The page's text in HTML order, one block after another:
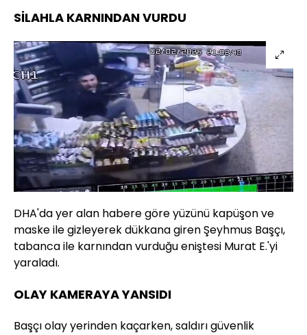
SİLAHLA KARNINDAN VURDU
DHA'da yer alan habere göre yüzünü kapüşon ve
maske ile gizleyerek dükkana giren Şeyhmus Başçı,
tabanca ile karnından vurduğu eniştesi Murat E.'yi
yaraladı.
OLAY KAMERAYA YANSIDI
Başçı olay yerinden kaçarken, saldırı güvenlik